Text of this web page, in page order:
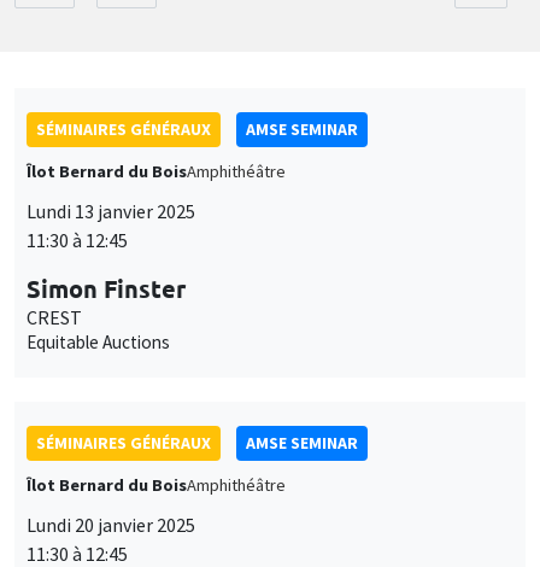
SÉMINAIRES GÉNÉRAUX
AMSE SEMINAR
Îlot Bernard du BoisAmphithéâtre
Lundi 13 janvier 2025
11:30 à 12:45
Simon Finster
CREST
Equitable Auctions
SÉMINAIRES GÉNÉRAUX
AMSE SEMINAR
Îlot Bernard du BoisAmphithéâtre
Lundi 20 janvier 2025
11:30 à 12:45